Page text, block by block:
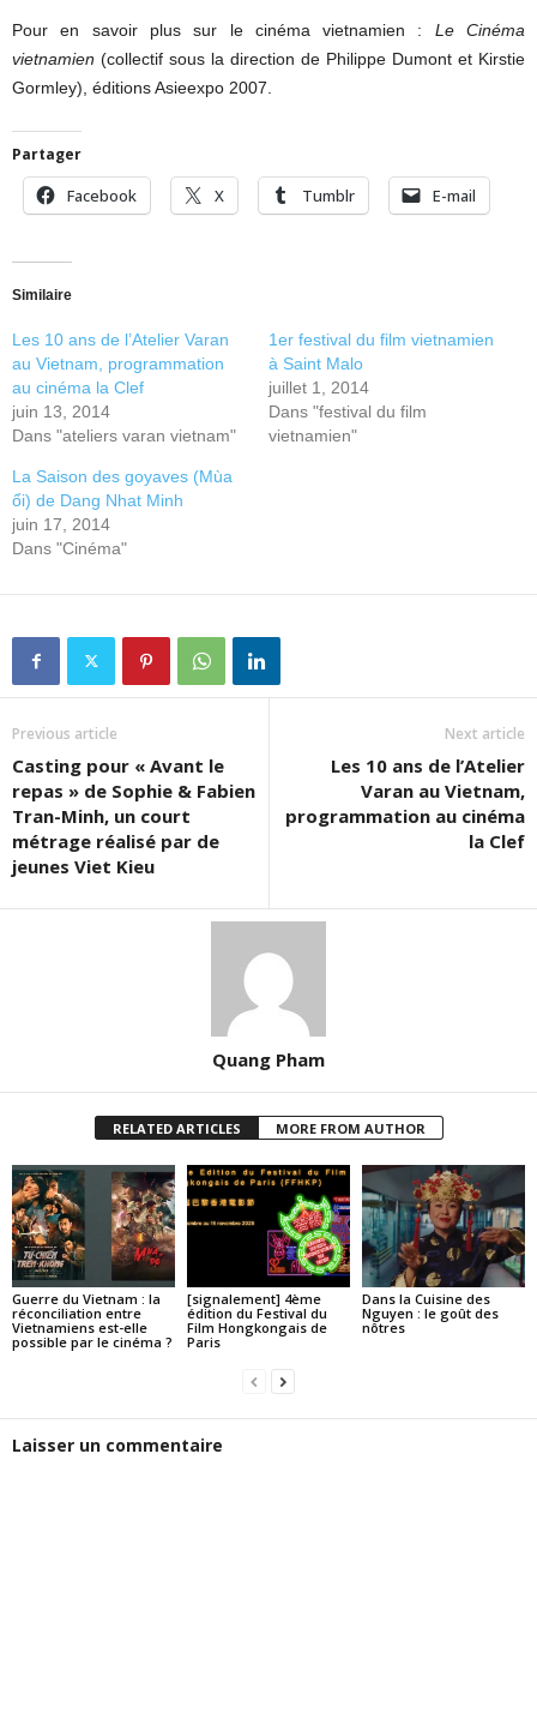
Pour en savoir plus sur le cinéma vietnamien : Le Cinéma
vietnamien (collectif sous la direction de Philippe Dumont et Kirstie
Gormley), éditions Asieexpo 2007.
Partager
Facebook X Tumblr E-mail
Similaire
Les 10 ans de l’Atelier Varan
au Vietnam, programmation
au cinéma la Clef
juin 13, 2014
Dans "ateliers varan vietnam"
1er festival du film vietnamien
à Saint Malo
juillet 1, 2014
Dans "festival du film
vietnamien"
La Saison des goyaves (Mùa
ổi) de Dang Nhat Minh
juin 17, 2014
Dans "Cinéma"
Previous article
Casting pour « Avant le
repas » de Sophie & Fabien
Tran-Minh, un court
métrage réalisé par de
jeunes Viet Kieu
Next article
Les 10 ans de l’Atelier
Varan au Vietnam,
programmation au cinéma
la Clef
Quang Pham
RELATED ARTICLES MORE FROM AUTHOR
Guerre du Vietnam : la
réconciliation entre
Vietnamiens est-elle
possible par le cinéma ?
[signalement] 4ème
édition du Festival du
Film Hongkongais de
Paris
Dans la Cuisine des
Nguyen : le goût des
nôtres
Laisser un commentaire